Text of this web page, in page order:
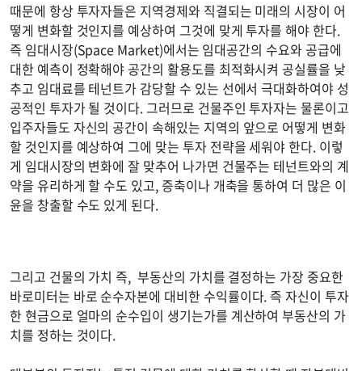
때문에 항상 투자자들은 지역경제와 직결되는 미래의 시장이 어
떻게 변화할 것인지를 예상하여 그것에 맞게 투자를 해야 한다.
즉 임대시장(Space Market)에서는 임대공간의 수요와 공급에
대한 예측이 정확해야 공간의 활용도를 최적화시켜 공실률을 낮
추고 임대료를 테넌트가 감당할 수 있는 선에서 극대화하여야 성
공적인 투자가 될 것이다. 그러므로 건물주인 투자자는 물론이고
입주자들도 자신의 공간이 속해있는 지역의 앞으로 어떻게 변화
할 것인지를 예상하여 그에 맞는 투자 전략을 세워야 한다. 이렇
게 임대시장의 변화에 잘 맞추어 나가면 건물주는 테넌트와의 계
약을 유리하게 할 수도 있고, 증축이나 개축을 통하여 더 많은 이
윤을 창출할 수도 있게 된다.
그리고 건물의 가치 즉, 부동산의 가치를 결정하는 가장 중요한
바로미터는 바로 순수자본에 대비한 수익률이다. 즉 자신이 투자
한 현금으로 얼마의 순수입이 생기는가를 계산하여 부동산의 가
치를 정하는 것이다.